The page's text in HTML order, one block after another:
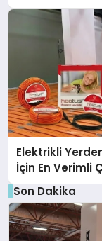
Elektrikli
İçin En Verimli
Son Dakika